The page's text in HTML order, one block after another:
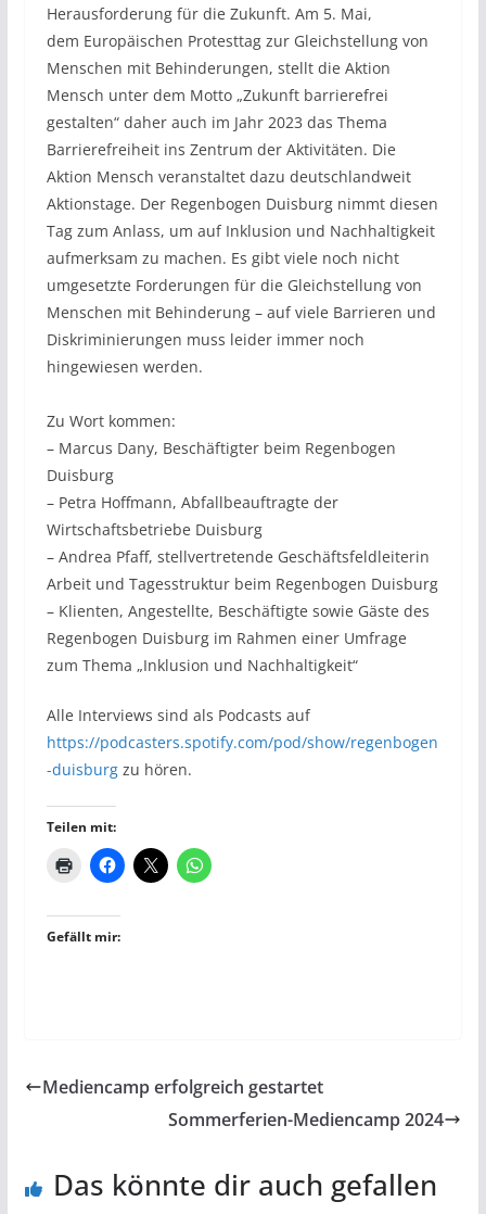
Herausforderung für die Zukunft. Am 5. Mai,
dem Europäischen Protesttag zur Gleichstellung von
Menschen mit Behinderungen, stellt die Aktion
Mensch unter dem Motto „Zukunft barrierefrei
gestalten“ daher auch im Jahr 2023 das Thema
Barrierefreiheit ins Zentrum der Aktivitäten. Die
Aktion Mensch veranstaltet dazu deutschlandweit
Aktionstage. Der Regenbogen Duisburg nimmt diesen
Tag zum Anlass, um auf Inklusion und Nachhaltigkeit
aufmerksam zu machen. Es gibt viele noch nicht
umgesetzte Forderungen für die Gleichstellung von
Menschen mit Behinderung – auf viele Barrieren und
Diskriminierungen muss leider immer noch
hingewiesen werden.
Zu Wort kommen:
– Marcus Dany, Beschäftigter beim Regenbogen
Duisburg
– Petra Hoffmann, Abfallbeauftragte der
Wirtschaftsbetriebe Duisburg
– Andrea Pfaff, stellvertretende Geschäftsfeldleiterin
Arbeit und Tagesstruktur beim Regenbogen Duisburg
– Klienten, Angestellte, Beschäftigte sowie Gäste des
Regenbogen Duisburg im Rahmen einer Umfrage
zum Thema „Inklusion und Nachhaltigkeit“
Alle Interviews sind als Podcasts auf
https://podcasters.spotify.com/pod/show/regenbogen
-duisburgzu hören.
Teilen mit:
Gefällt mir:
Mediencamp erfolgreich gestartet
Sommerferien-Mediencamp 2024
Das könnte dir auch gefallen